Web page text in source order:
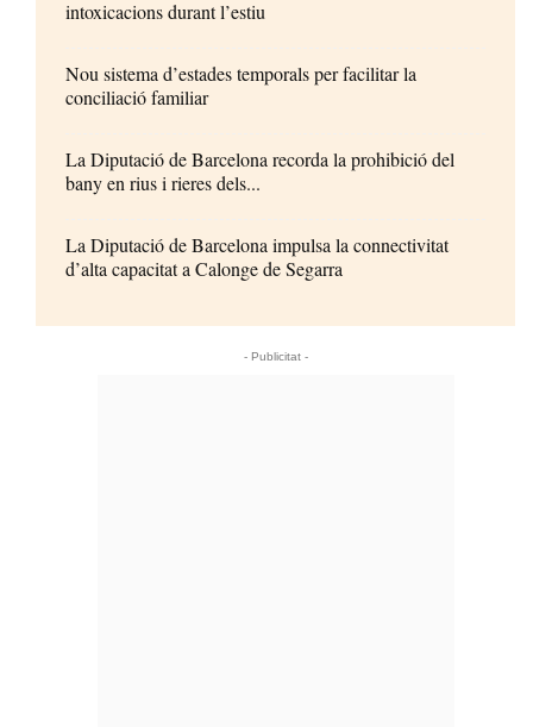
intoxicacions durant l’estiu
Nou sistema d’estades temporals per facilitar la
conciliació familiar
La Diputació de Barcelona recorda la prohibició del
bany en rius i rieres dels...
La Diputació de Barcelona impulsa la connectivitat
d’alta capacitat a Calonge de Segarra
- Publicitat -